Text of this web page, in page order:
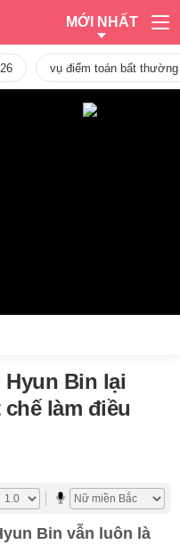
MỚI NHẤT
vụ điểm toán bất
Bin lại
làm điều
Bin vẫn luôn là